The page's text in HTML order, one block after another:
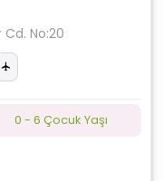
No:20
0 - 6 Çocuk Yaşı